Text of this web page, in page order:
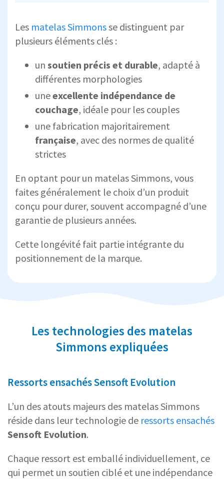
Les matelas Simmonsse distinguent par
plusieurs éléments clés :
un soutien précis et durable, adapté à
différentes morphologies
uneexcellente indépendance de
couchage, idéale pour les couples
une fabrication majoritairement
française, avec des normes de qualité
strictes
En optant pour un matelas Simmons, vous
faites généralement le choix d’un produit
conçu pour durer, souvent accompagné d’une
garantie de plusieurs années.
Cette longévité fait partie intégrante du
positionnement de la marque.
Les technologies des matelas
Simmons expliquées
Ressorts ensachés Sensoft Evolution
L’un des atouts majeurs des matelas Simmons
réside dans leur technologie de ressorts ensachés
Sensoft Evolution.
Chaque ressort est emballé individuellement, ce
qui permet un soutien ciblé et une indépendance